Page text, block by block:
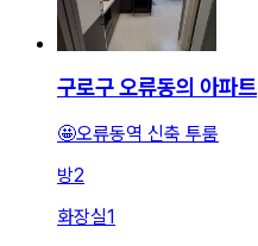
구로구 오류동의 아파트
🤩오류동역 신축 투룸
방2
화장실1